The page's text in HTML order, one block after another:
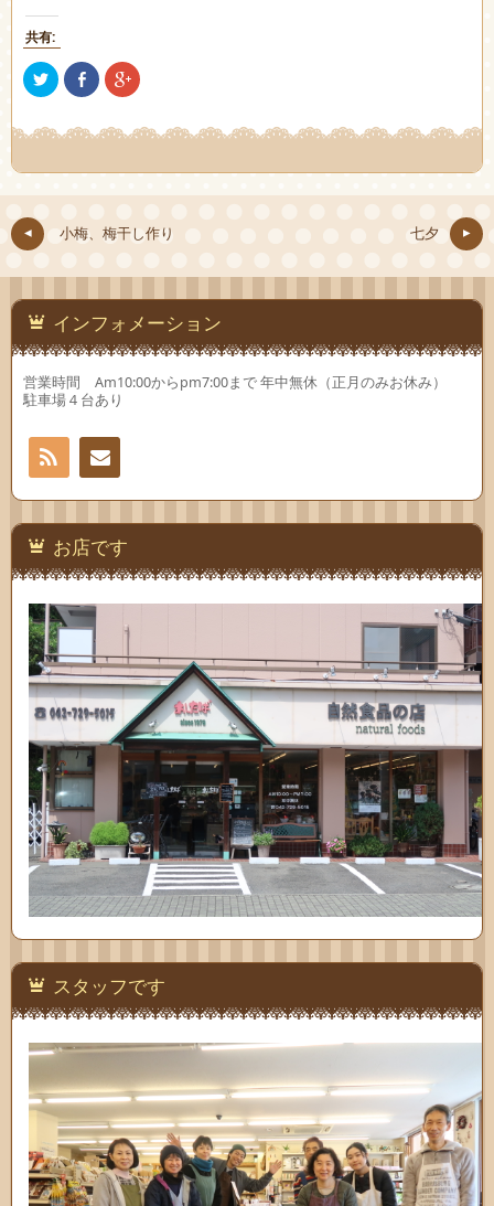
共有:
ク
リ
し
て
で
い
ン
ウ
で
開
き
ま
Facebook
で
(新
し
ウ
で
ま
ク
リ
し
て
で
し
い
ン
ウ
で
開
き
ま
小梅、梅干し作り 七夕
インフォメーション
営業時間 Am10:00からpm7:00まで 年中無休（正月のみお休み）
駐車場４台あり
お問
い合
わせ
お店です
スタッフです